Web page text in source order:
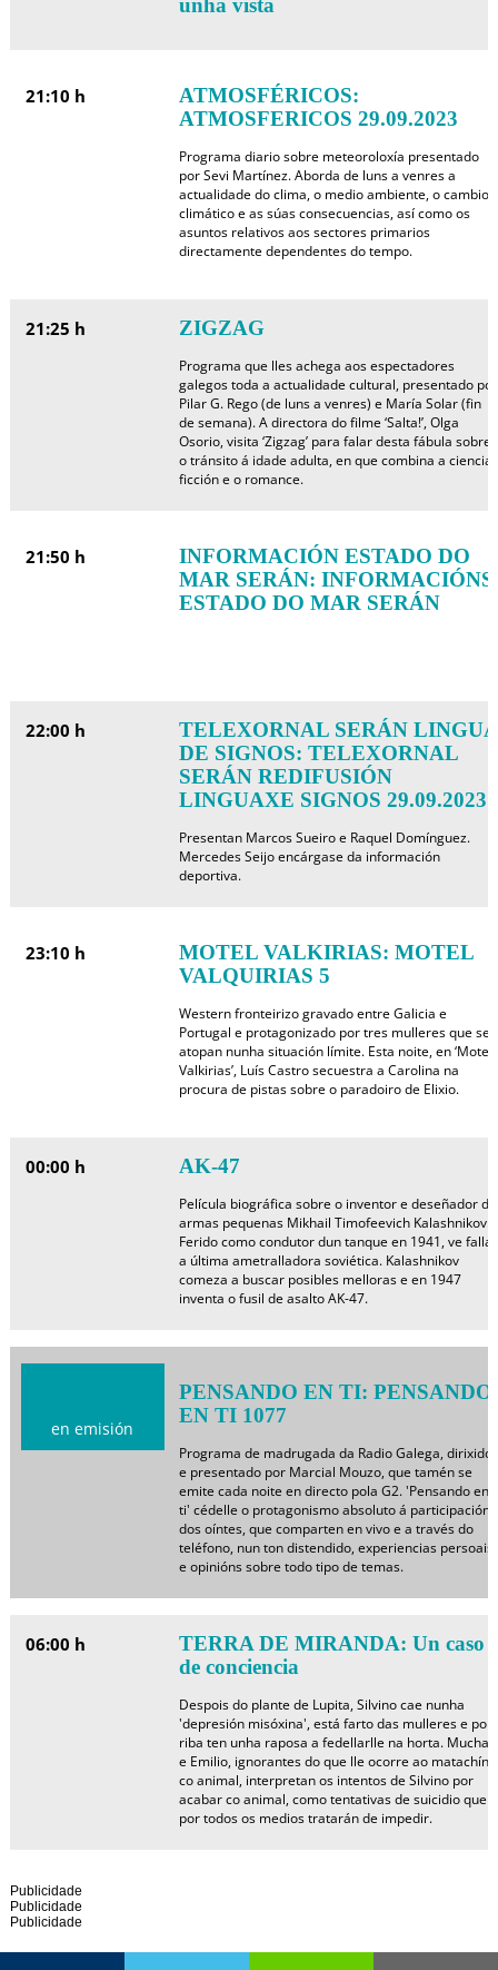
unha vista
21:10 h
ATMOSFÉRICOS:
ATMOSFERICOS 29.09.2023
Programa diario sobre meteoroloxía presentado
por Sevi Martínez. Aborda de luns a venres a
actualidade do clima, o medio ambiente, o cambio
climático e as súas consecuencias, así como os
asuntos relativos aos sectores primarios
directamente dependentes do tempo.
21:25 h ZIGZAG
Programa que lles achega aos espectadores
galegos toda a actualidade cultural, presentado por
Pilar G. Rego (de luns a venres) e María Solar (fin
de semana). A directora do filme ‘Salta!’, Olga
Osorio, visita ‘Zigzag’ para falar desta fábula sobre
o tránsito á idade adulta, en que combina a ciencia
ficción e o romance.
21:50 h
INFORMACIÓN ESTADO DO
MAR SERÁN: INFORMACIÓNS
ESTADO DO MAR SERÁN
22:00 h
TELEXORNAL SERÁN LINGUA
DE SIGNOS: TELEXORNAL
SERÁN REDIFUSIÓN
LINGUAXE SIGNOS 29.09.2023
Presentan Marcos Sueiro e Raquel Domínguez.
Mercedes Seijo encárgase da información
deportiva.
23:10 h
MOTEL VALKIRIAS: MOTEL
VALQUIRIAS 5
Western fronteirizo gravado entre Galicia e
Portugal e protagonizado por tres mulleres que se
atopan nunha situación límite. Esta noite, en ‘Motel
Valkirias’, Luís Castro secuestra a Carolina na
procura de pistas sobre o paradoiro de Elixio.
00:00 h AK-47
Película biográfica sobre o inventor e deseñador de
armas pequenas Mikhail Timofeevich Kalashnikov.
Ferido como condutor dun tanque en 1941, ve fallar
a última ametralladora soviética. Kalashnikov
comeza a buscar posibles melloras e en 1947
inventa o fusil de asalto AK-47.
en emisión
PENSANDO EN TI: PENSANDO
EN TI 1077
Programa de madrugada da Radio Galega, dirixido
e presentado por Marcial Mouzo, que tamén se
emite cada noite en directo pola G2. 'Pensando en
ti' cédelle o protagonismo absoluto á participación
dos oíntes, que comparten en vivo e a través do
teléfono, nun ton distendido, experiencias persoais
e opinións sobre todo tipo de temas.
06:00 h
TERRA DE MIRANDA: Un caso
de conciencia
Despois do plante de Lupita, Silvino cae nunha
'depresión misóxina', está farto das mulleres e por
riba ten unha raposa a fedellarlle na horta. Mucha
e Emilio, ignorantes do que lle ocorre ao matachín
co animal, interpretan os intentos de Silvino por
acabar co animal, como tentativas de suicidio que
por todos os medios tratarán de impedir.
Publicidade
Publicidade
Publicidade